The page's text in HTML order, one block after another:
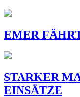
EMER
STARKER
EINSÄTZE